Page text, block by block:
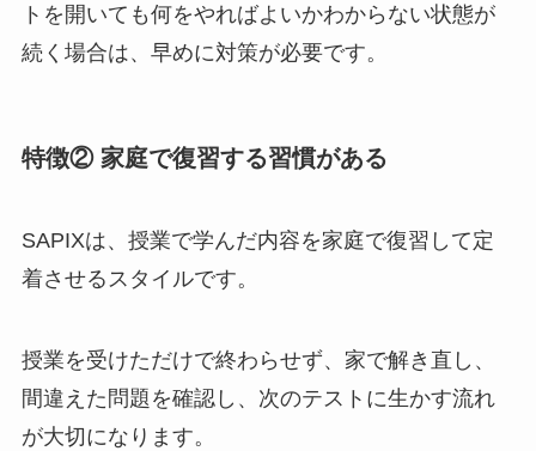
トを開いても何をやればよいかわからない状態が
続く場合は、早めに対策が必要です。
特徴② 家庭で復習する習慣がある
SAPIXは、授業で学んだ内容を家庭で復習して定
着させるスタイルです。
授業を受けただけで終わらせず、家で解き直し、
間違えた問題を確認し、次のテストに生かす流れ
が大切になります。